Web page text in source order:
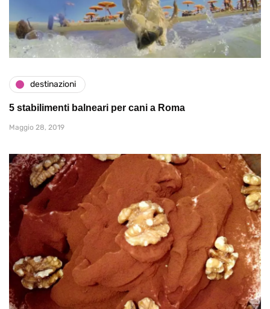
destinazioni
5 stabilimenti balneari per cani a Roma
Maggio 28, 2019